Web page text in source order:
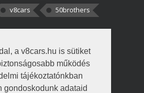
a v8cars.hu is sütiket
működés
tájékoztatónkban
gondoskodunk adataid
v8cars 50brothers
Elszúrtam! Én csak két
Nem tudtam, hogy fél autót,